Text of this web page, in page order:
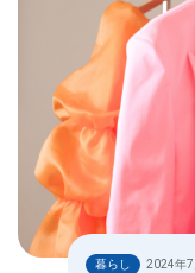
暮らし 2024年